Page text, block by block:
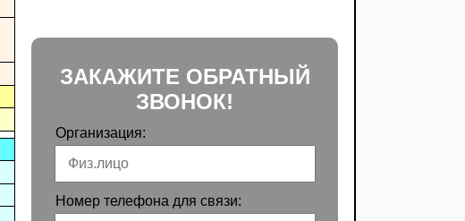
ЗАКАЖИТЕ ОБРАТНЫЙ
ЗВОНОК!
Организация:
Номер телефона для связи: